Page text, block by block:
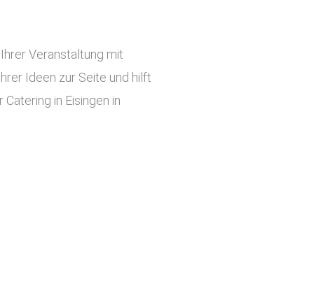
Veranstaltung mit
Ideen zur Seite und hilft
in Eisingen in